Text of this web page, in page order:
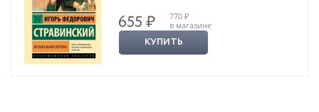
655 ₽
770 ₽
в магазине
КУПИТЬ